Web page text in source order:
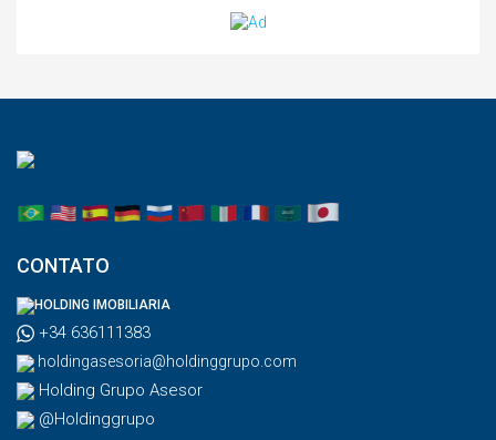
CONTATO
HOLDING IMOBILIARIA
+34 636111383
holdingasesoria@holdinggrupo.com
Holding Grupo Asesor
@Holdinggrupo